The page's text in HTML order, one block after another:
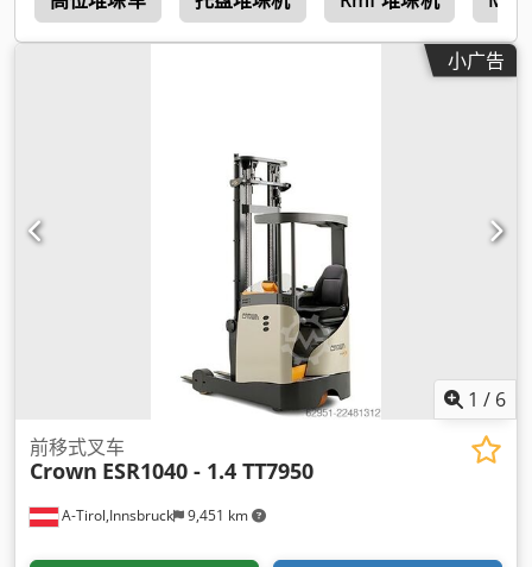
小广告
1 / 6
A-Tirol,Innsbruck 9,451 km
前移式叉车
Crown ESR1040 - 1.4 TT7950